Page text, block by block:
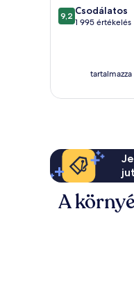
9.2
ennyiből:
értékelés
9,2 Csodálatos
1 995 értékelés
A